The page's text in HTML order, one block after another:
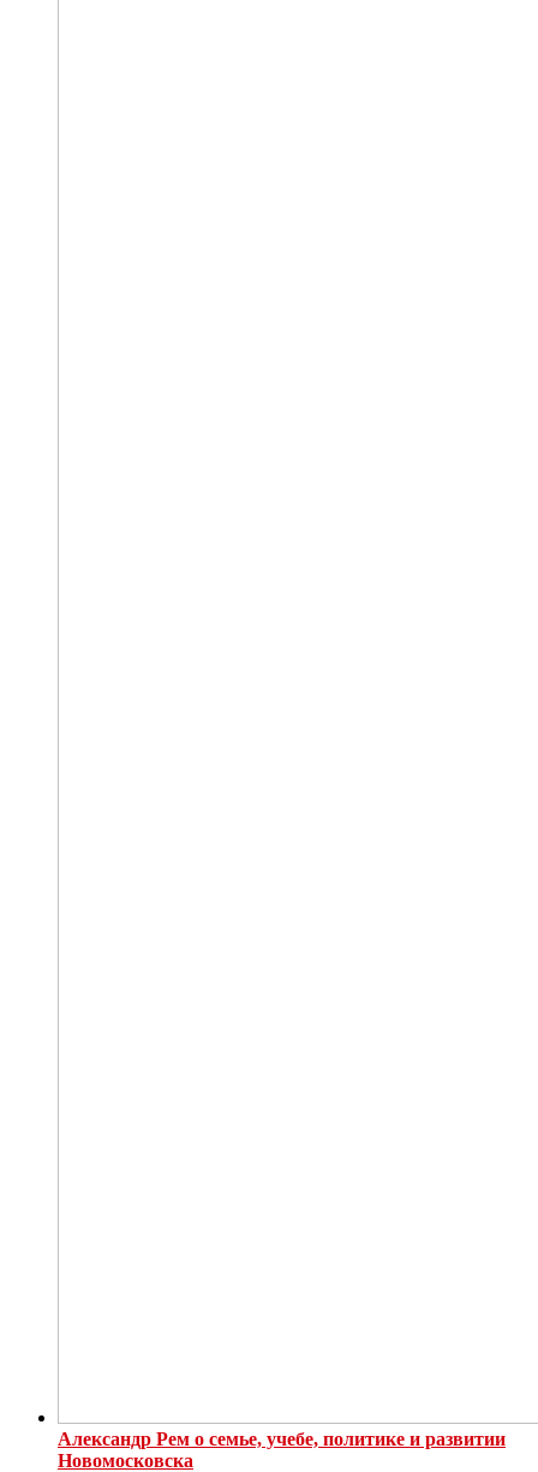
Александр Рем о семье, учебе, политике и развитии
Новомосковска